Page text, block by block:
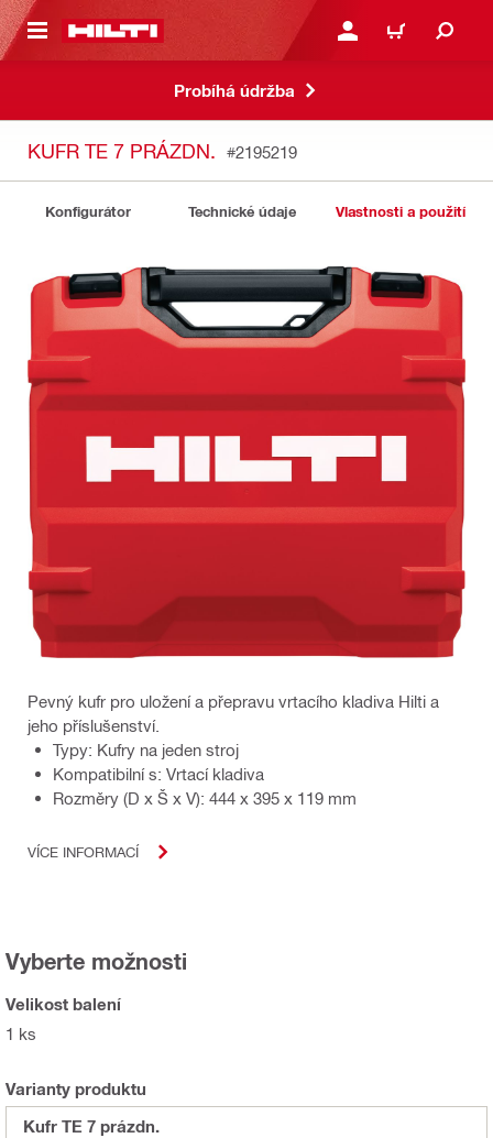
HLAVNÍ OBSAH PŘIHLÁSIT NEBO
KOŠÍK
Probíhá údržba
KUFR TE 7 PRÁZDN. #2195219
Konfigurátor Technické údaje Vlastnosti a použití
Pevný kufr pro uložení a přepravu vrtacího kladiva Hilti a
jeho příslušenství.
Typy: Kufry na jeden stroj
Kompatibilní s: Vrtací kladiva
Rozměry (D x Š x V): 444 x 395 x 119 mm
VÍCE INFORMACÍ
Vyberte možnosti
Velikost balení
1 ks
Varianty produktu
Kufr TE 7 prázdn.